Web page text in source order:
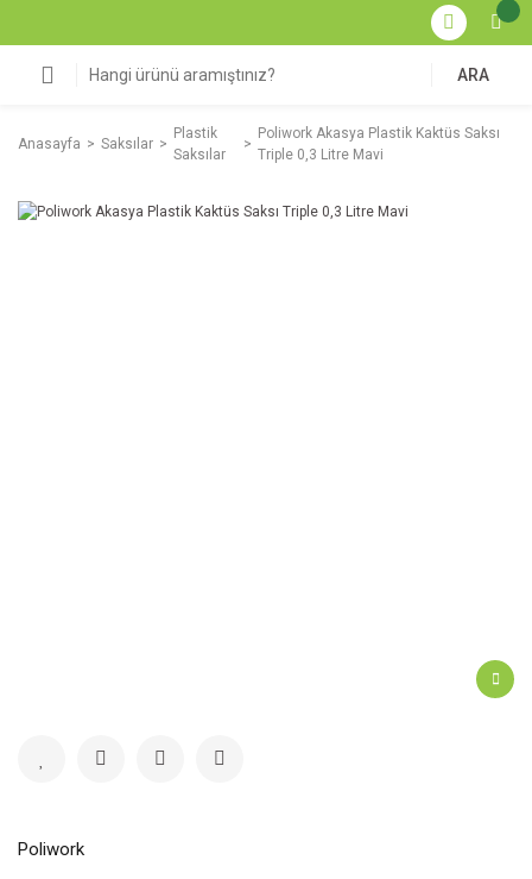
ARA
Anasayfa Saksılar
Plastik
Saksılar
Poliwork Akasya Plastik Kaktüs Saksı
Triple 0,3 Litre Mavi
Poliwork